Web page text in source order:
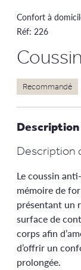
Confort à
Réf: 226
Recommandé
Description
Description
Le coussin
mémoire de
présentant un
surface de
corps afin
d’offrir un
prolongée.